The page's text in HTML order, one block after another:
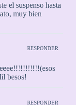
el suspenso hasta
muy bien
RESPONDER
besos!
RESPONDER